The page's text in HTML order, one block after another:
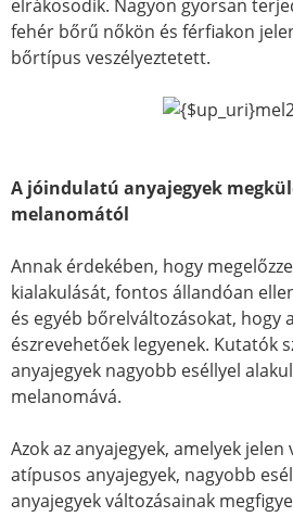
elrákosodik. Nagyon gyorsan
fehér bőrű nőkön és férfiakon
bőrtípus veszélyeztetett.
A jóindulatú anyajegyek
melanomától
Annak érdekében, hogy
kialakulását, fontos állandóan
és egyéb bőrelváltozásokat, hogy
észrevehetőek legyenek. Kutatók
anyajegyek nagyobb eséllyel
melanomává.
Azok az anyajegyek, amelyek
atípusos anyajegyek, nagyobb
anyajegyek változásainak